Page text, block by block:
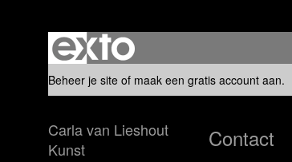
Beheer je site of maak een gratis account aan.
Contact
Carla van Lieshout
Kunst